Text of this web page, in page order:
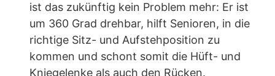
ist das zukünftig kein Problem mehr: Er ist
um 360 Grad drehbar, hilft Senioren, in die
richtige Sitz- und Aufstehposition zu
kommen und schont somit die Hüft- und
Kniegelenke als auch den Rücken.